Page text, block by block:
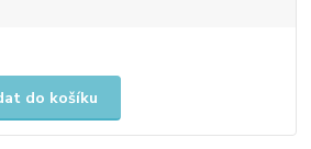
do košíku